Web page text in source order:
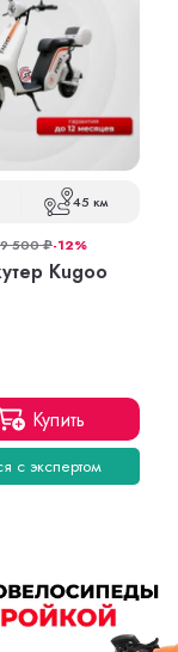
45 км
500₽-12%
Kugoo
Купить
с экспертом